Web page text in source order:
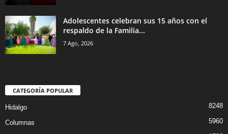
Adolescentes celebran sus 15 años con el
respaldo de la Familia...
7 Ago, 2026
CATEGORÍA POPULAR
Hidalgo 8248
Columnas 5960